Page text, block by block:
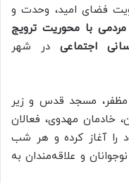
فضای امید، وحدت و
با محوریت ترویج
اجتماعی در شهر
مظفر، مسجد قدس و زیر
خادمان مهدوی، فعالان
را آغاز کرده و هر شب
و علاقه‌مندان به